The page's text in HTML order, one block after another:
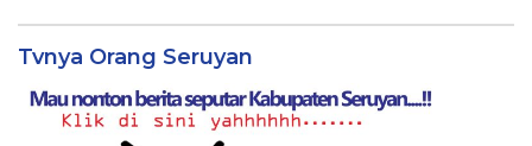
Tvnya Orang Seruyan